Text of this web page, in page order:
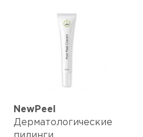
NewPeel
Дерматологические